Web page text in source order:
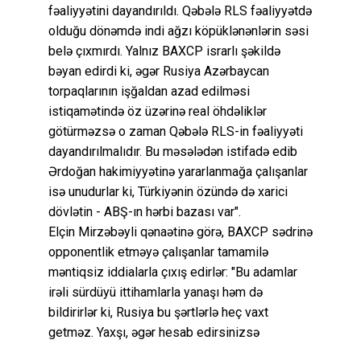
fəaliyyətini dayandırıldı. Qəbələ RLS fəaliyyətdə
olduğu dönəmdə indi ağzı köpüklənənlərin səsi
belə çıxmırdı. Yalnız BAXCP israrlı şəkildə
bəyan edirdi ki, əgər Rusiya Azərbaycan
torpaqlarının işğaldan azad edilməsi
istiqamətində öz üzərinə real öhdəliklər
götürməzsə o zaman Qəbələ RLS-in fəaliyyəti
dayandırılmalıdır. Bu məsələdən istifadə edib
Ərdoğan hakimiyyətinə yararlanmağa çalışanlar
isə unudurlar ki, Türkiyənin özündə də xarici
dövlətin - ABŞ-ın hərbi bazası var".
Elçin Mirzəbəyli qənaətinə görə, BAXCP sədrinə
opponentlik etməyə çalışanlar tamamilə
məntiqsiz iddialarla çıxış edirlər: "Bu adamlar
irəli sürdüyü ittihamlarla yanaşı həm də
bildirirlər ki, Rusiya bu şərtlərlə heç vaxt
getməz. Yaxşı, əgər hesab edirsinizsə